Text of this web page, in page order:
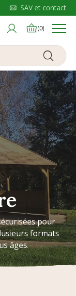
SAV et contact
(0) Menu
pour
formats
âges.